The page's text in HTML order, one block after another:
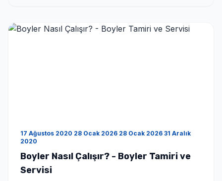
17 Ağustos 2020 28 Ocak 2026 28 Ocak 2026 31 Aralık
2020
Boyler Nasıl Çalışır? - Boyler Tamiri ve
Servisi